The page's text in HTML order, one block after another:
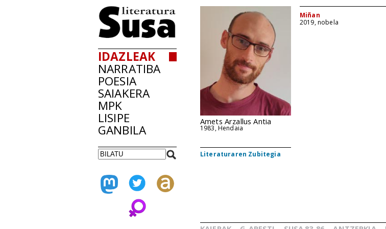
IDAZLEAK
NARRATIBA
POESIA
SAIAKERA
MPK
LISIPE
GANBILA
Amets Arzallus Antia
1983, Hendaia
Literaturaren Zubitegia
Miñan
2019, nobela